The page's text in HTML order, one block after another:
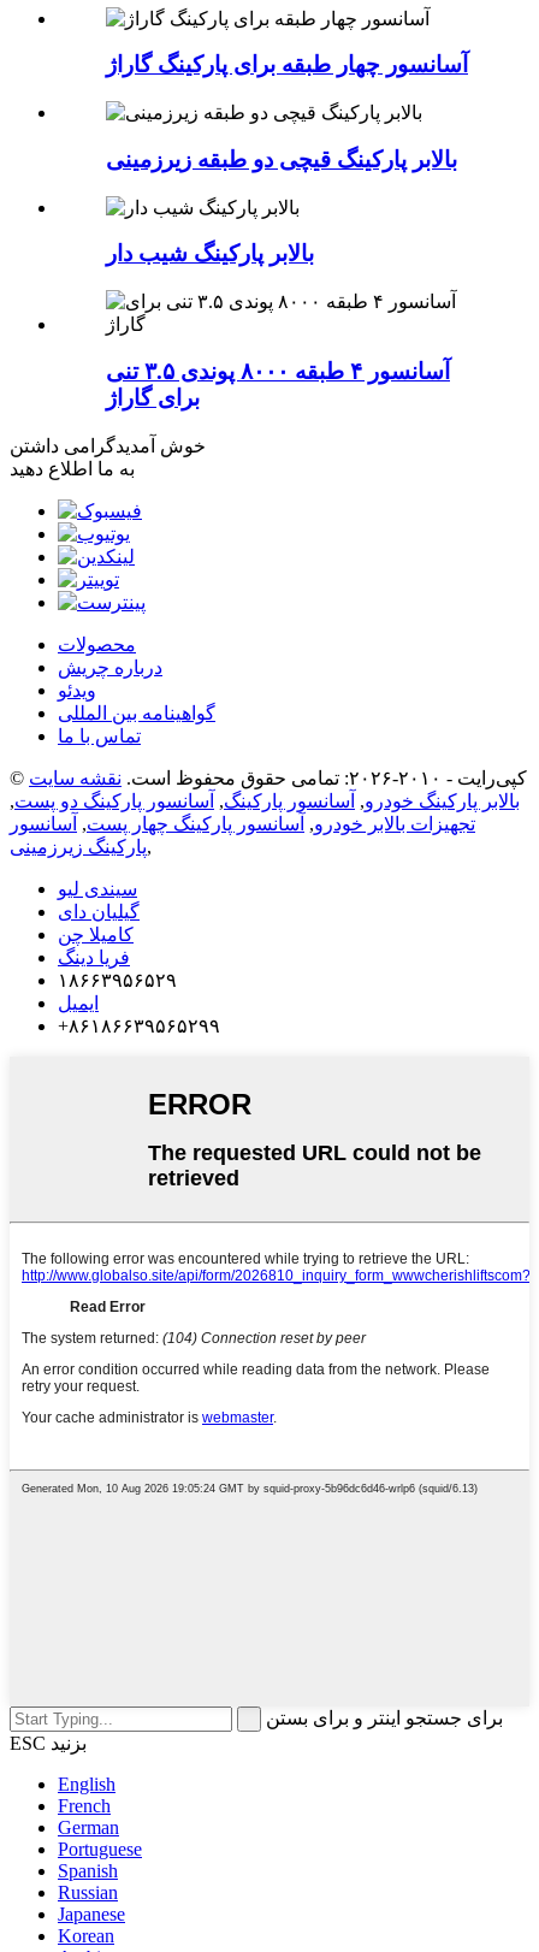
آسانسور چهار طبقه برای پارکینگ گاراژ
بالابر پارکینگ قیچی دو طبقه زیرزمینی
بالابر پارکینگ شیب دار
آسانسور ۴ طبقه ۸۰۰۰ پوندی ۳.۵ تنی
برای گاراژ
خوش آمدیدگرامی داشتن
به ما اطلاع دهید
محصولات
درباره چریش
ویدئو
گواهینامه بین المللی
تماس با ما
© کپی‌رایت - ۲۰۱۰-۲۰۲۶: تمامی حقوق محفوظ است.
نقشه سایت
بالابر پارکینگ خودرو, آسانسور پارکینگ, آسانسور پارکینگ دو پست,
تجهیزات بالابر خودرو, آسانسور پارکینگ چهار پست, آسانسور
پارکینگ زیرزمینی,
سیندی لیو
گیلیان دای
کامیلا چن
فریا دینگ
۱۸۶۶۳۹۵۶۵۲۹
ایمیل
‎+۸۶۱۸۶۶۳۹۵۶۵۲۹۹‎
برای جستجو اینتر و برای بستن
ESC بزنید
English
French
German
Portuguese
Spanish
Russian
Japanese
Korean